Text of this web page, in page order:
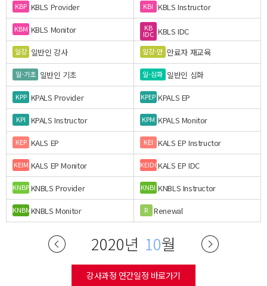
KBP KBLS Provider KBI KBLS Instructor
KBM KBLS Monitor KB
IDC KBLS IDC
일강 일반인 강사 일강-만 만료자 재교육
일-기초 일반인 기초 일-심화 일반인 심화
KPP KPALS Provider KPEP KPALS EP
KPI KPALS Instructor KPM KPALS Monitor
KEP KALS EP KEI KALS EP Instructor
KEIM KALS EP Monitor KEIDCKALS EP IDC
KNBPKNBLS Provider KNBI KNBLS Instructor
KNBMKNBLS Monitor R Renewal
2020년 10월
강사과정 연간일정 바로가기